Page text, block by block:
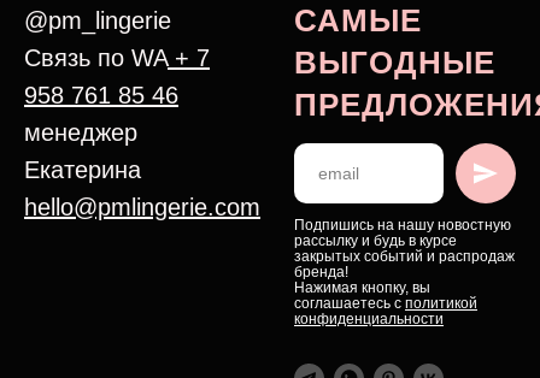
@pm_lingerie
Связь по WA+ 7
958 761 85 46
менеджер
Екатерина
hello@pmlingerie.com
САМЫЕ
ВЫГОДНЫЕ
Подпишись на нашу новостную
рассылку и будь в курсе
закрытых событий и распродаж
бренда!
Нажимая кнопку, вы
соглашаетесь с политикой
конфиденциальности